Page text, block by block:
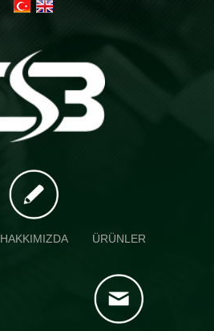
HAKKIMIZDA ÜRÜNLER